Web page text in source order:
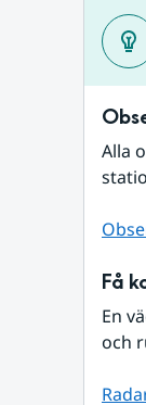
Alla
Få
En
och